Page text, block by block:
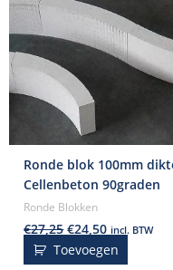
Ronde blok 100mm
Cellenbeton 90graden
Ronde Blokken
€27,25 €24,50 incl. BTW
Toevoegen